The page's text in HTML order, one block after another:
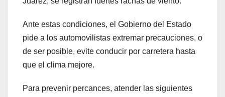
Ante estas condiciones, el Gobierno del Estado
pide a los automovilistas extremar precauciones, o
de ser posible, evite conducir por carretera hasta
que el clima mejore.
Para prevenir percances, atender las siguientes